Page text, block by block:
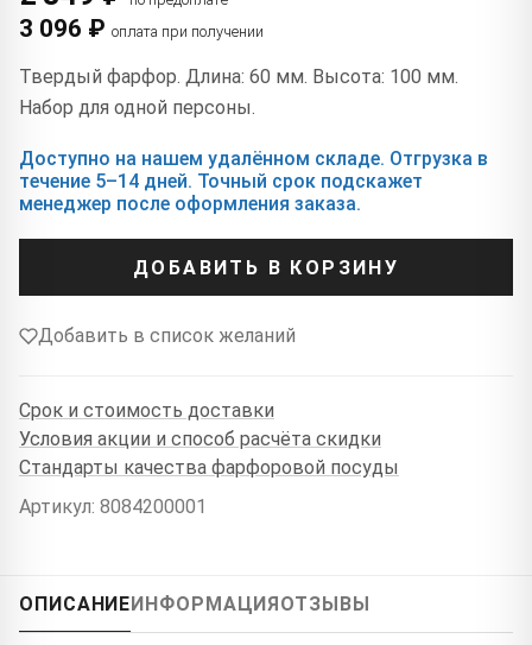
3 096 ₽ оплата при получении
Твердый фарфор. Длина: 60 мм. Высота: 100 мм.
Набор для одной персоны.
Доступно на нашем удалённом складе. Отгрузка в
течение 5–14 дней. Точный срок подскажет
менеджер после оформления заказа.
ДОБАВИТЬ В КОРЗИНУ
Добавить в список желаний
Срок и стоимость доставки
Условия акции и способ расчёта скидки
Стандарты качества фарфоровой посуды
Артикул: 8084200001
ОПИСАНИЕ ИНФОРМАЦИЯ ОТЗЫВЫ